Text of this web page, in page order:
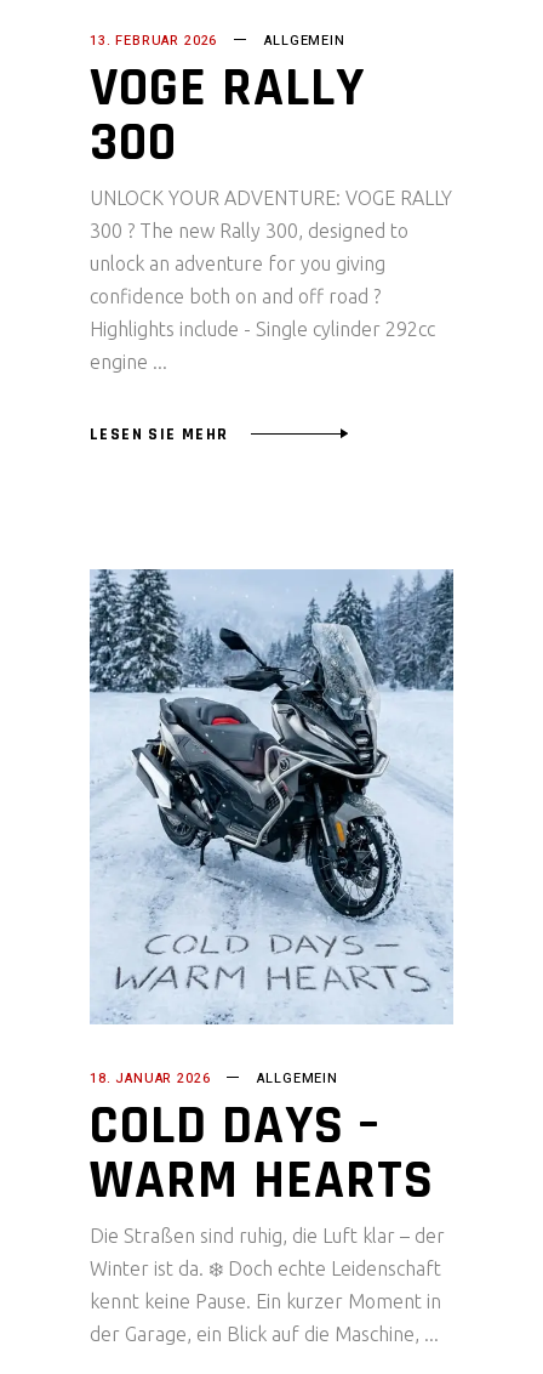
13. FEBRUAR 2026 ALLGEMEIN
VOGE RALLY
300
UNLOCK YOUR ADVENTURE: VOGE RALLY
300 ? The new Rally 300, designed to
unlock an adventure for you giving
confidence both on and off road ?
Highlights include - Single cylinder 292cc
engine
LESEN SIE MEHR
18. JANUAR 2026 ALLGEMEIN
COLD DAYS –
WARM HEARTS
Die Straßen sind ruhig, die Luft klar – der
Winter ist da. ❄️ Doch echte Leidenschaft
kennt keine Pause. Ein kurzer Moment in
der Garage, ein Blick auf die Maschine,